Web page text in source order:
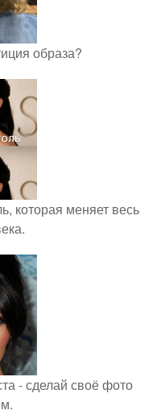
образа?
которая меняет весь
- сделай своё фото